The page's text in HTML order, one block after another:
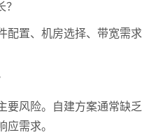
配置、机房选择、带宽需
要风险。自建方案通常缺
应需求。